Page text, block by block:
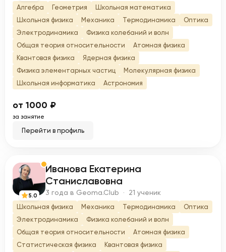
Алгебра Геометрия
Школьная математика
Школьная физика
Механика Термодинамика
Оптика
Электродинамика
Физика колебаний и волн
Общая теория относительности
Атомная физика
Квантовая физика
Ядерная физика
Физика элементарных частиц
Молекулярная физика
Школьная информатика
Астрономия
от 1000 ₽
за занятие
Перейти в профиль
И
5.0
Иванова Екатерина
Станиславовна
3 года в Geoma.Club · 21 ученик
Школьная физика Механика Термодинамика
Оптика
Электродинамика
Физика колебаний и волн
Общая теория относительности
Атомная физика
Статистическая физика
Квантовая физика